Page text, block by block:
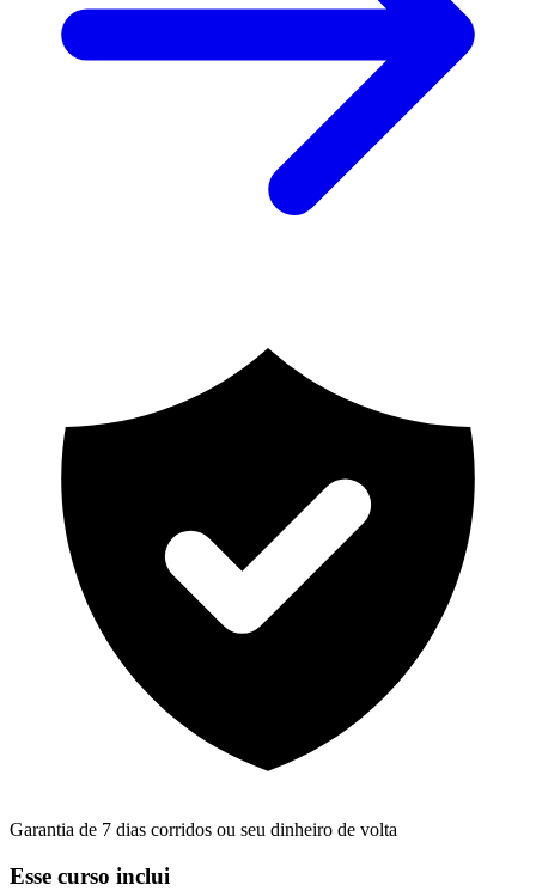
Garantia de 7 dias corridos ou seu dinheiro de volta
Esse curso inclui